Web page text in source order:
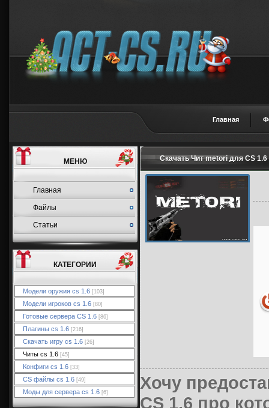
Главная
МЕНЮ
Главная
Файлы
Статьи
КАТЕГОРИИ
Модели оружия cs 1.6 [103]
Модели игроков cs 1.6 [80]
Готовые сервера CS 1.6 [86]
Плагины cs 1.6 [216]
Скачать игру cs 1.6 [26]
Читы cs 1.6 [45]
Конфиги cs 1.6 [33]
CS файлы cs 1.6 [49]
Моды для сервера cs 1.6 [6]
Скачать Чит metori для CS
Хочу
CS 1.6 про